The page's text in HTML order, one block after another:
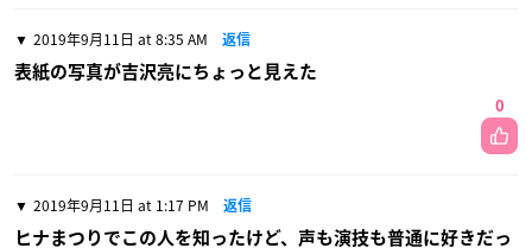
2019年9月11日 at 8:35 AM 返信
表紙の写真が吉沢亮にちょっと見えた
0
2019年9月11日 at 1:17 PM 返信
ヒナまつりでこの人を知ったけど、声も演技も普通に好きだっ